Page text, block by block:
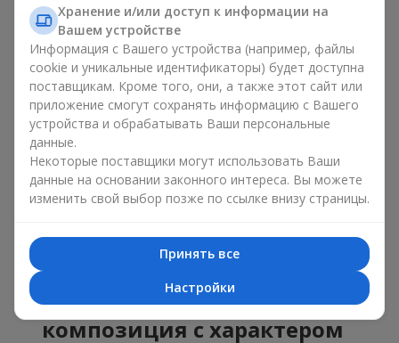
событий:
мягкие розовые оттенки — идеально подойдут, как
цветы на день рождения;
коралловые — романтический презент и цветы для
вдохновения любимой женщине;
белые пионы — универсальное решение как для
личного выразительного подарка, так и для изящного
варианта для корпоративных событий.
Выбирайте оригинальные дизайнерские букеты пионов или
классический элегантный букет из пионов. В нашем
цветов с доставкой, чтобы ваш подарок с изысканным
ароматом оказался незабываемым.
Букет пионов — моно-
композиция с характером
Хранение и/или доступ к информации на
Вашем устройстве
Информация с Вашего устройства (например, файлы
cookie и уникальные идентификаторы) будет доступна
поставщикам. Кроме того, они, а также этот сайт или
приложение смогут сохранять информацию с Вашего
устройства и обрабатывать Ваши персональные
данные.
Некоторые поставщики могут использовать Ваши
данные на основании законного интереса. Вы можете
изменить свой выбор позже по ссылке внизу страницы.
Принять все
Настройки